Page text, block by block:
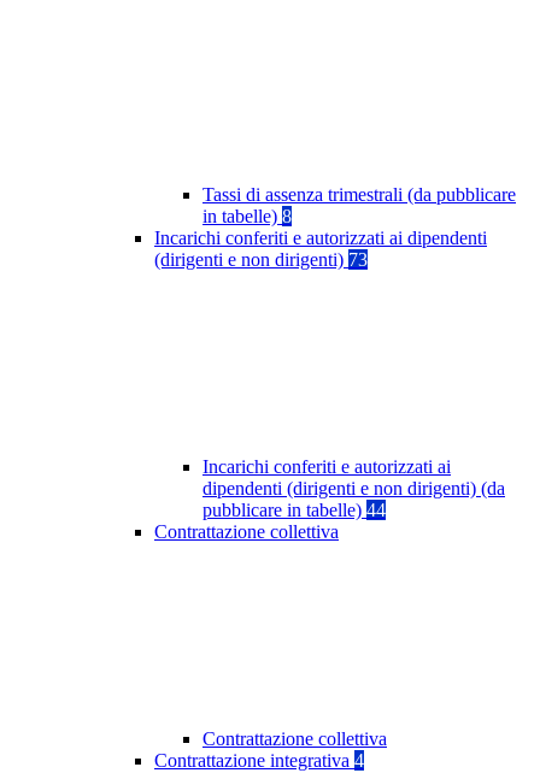
Tassi di assenza trimestrali (da pubblicare
in tabelle) 8
Incarichi conferiti e autorizzati ai dipendenti
(dirigenti e non dirigenti) 73
Incarichi conferiti e autorizzati ai
dipendenti (dirigenti e non dirigenti) (da
pubblicare in tabelle) 44
Contrattazione collettiva
Contrattazione collettiva
Contrattazione integrativa 4